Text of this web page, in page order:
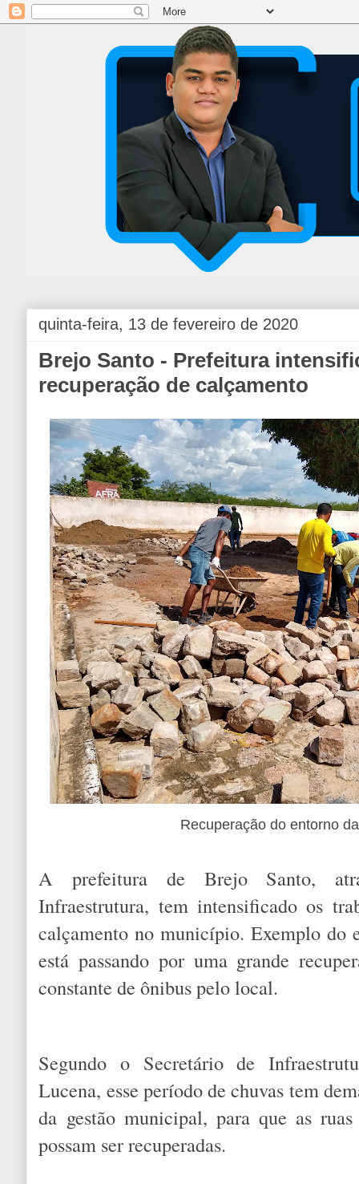
quinta-feira, 13 de fevereiro de 2020
Brejo Santo - Prefeitura
recuperação de calçamento
Recuperação do entorno
A prefeitura de Brejo Santo,
Infraestrutura, tem intensificado os
calçamento no município. Exemplo do
está passando por uma grande
constante de ônibus pelo local.
Segundo o Secretário de
Lucena, esse período de chuvas tem
da gestão municipal, para que as
possam ser recuperadas.